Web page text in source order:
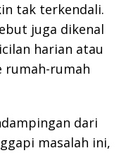
tak terkendali.
juga dikenal
harian atau
rumah-rumah
dari
masalah ini,